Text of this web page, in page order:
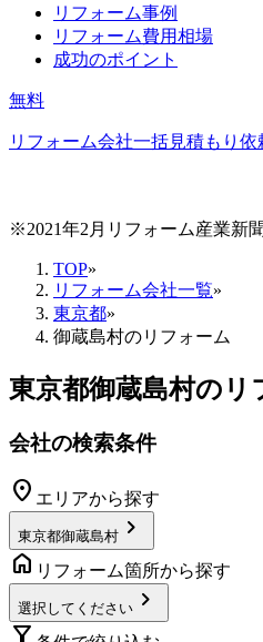
リフォーム事例
リフォーム費用相場
成功のポイント
無料
リフォーム会社一括見積もり依
※2021年2月リフォーム産業新
TOP»
リフォーム会社一覧»
東京都»
御蔵島村のリフォーム
東京都御蔵島村のリ
会社の検索条件
location_on エリアから探す
東京都御蔵島村 chevron_right
home リフォーム箇所から探す
選択してください chevron_right
filter_alt